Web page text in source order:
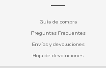
FISHERMAN'S FRIEND
Guía de compra
Preguntas Frecuentes
Envíos y devoluciones
Hoja de devoluciones